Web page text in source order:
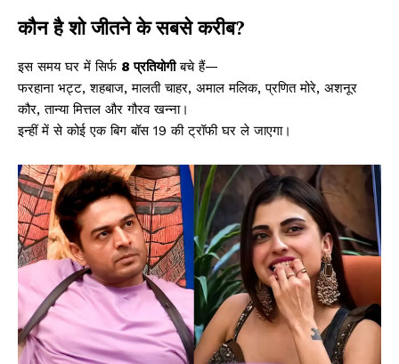
कौन है शो जीतने के सबसे करीब?
इस समय घर में सिर्फ 8 प्रतियोगीबचे हैं—
फरहाना भट्ट, शहबाज, मालती चाहर, अमाल मलिक, प्रणित मोरे, अशनूर
कौर, तान्या मित्तल और गौरव खन्ना।
इन्हीं में से कोई एक बिग बॉस 19 की ट्रॉफी घर ले जाएगा।